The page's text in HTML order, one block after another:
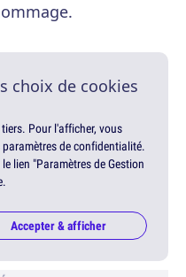
choix de cookies
Pour l'afficher, vous
de confidentialité.
lien "Paramètres de Gestion
Accepter & afficher